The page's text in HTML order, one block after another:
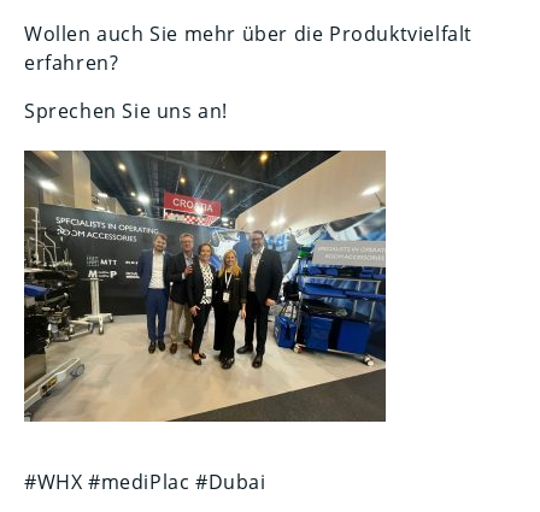
Wollen auch Sie mehr über die Produktvielfalt
erfahren?
Sprechen Sie uns an!
#WHX #mediPlac #Dubai